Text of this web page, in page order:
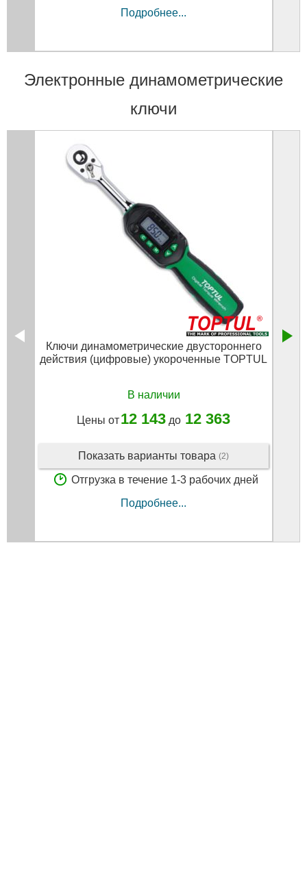
Подробнее...
Электронные динамометрические
ключи
Ключи динамометрические двустороннего
действия (цифровые) укороченные TOPTUL
В наличии
Цены от12 143 до 12 363
Показать варианты товара (2)
Отгрузка в течение 1-3 рабочих дней
Подробнее...